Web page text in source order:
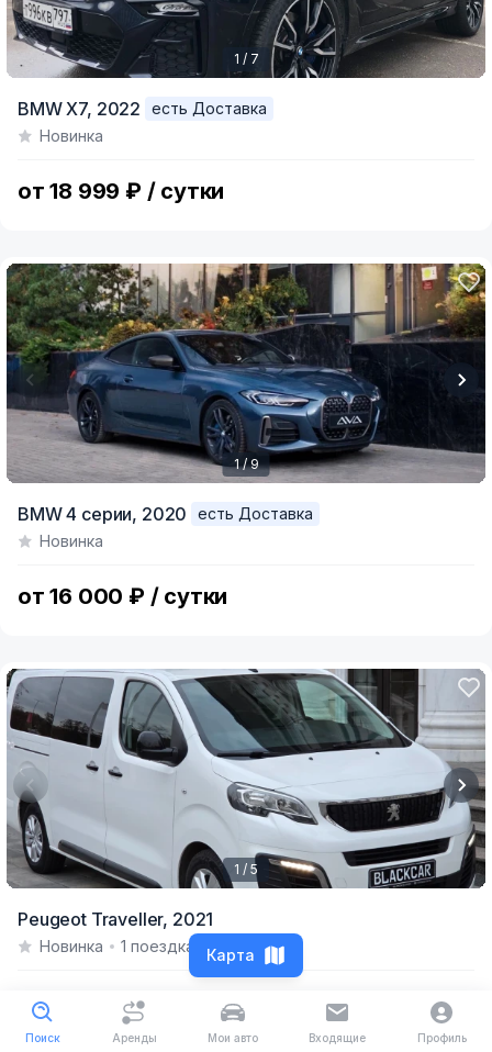
of
1 / 7
BMW X7, 2022
есть Доставка
Новинка
от 18 999 ₽ / сутки
of
1 / 9
BMW 4 серии, 2020
есть Доставка
Новинка
от 16 000 ₽ / сутки
of
1 / 5
Peugeot Traveller, 2021
Новинка 1 поездка
от 8499 ₽ / сутки
Поиск Аренды Мои авто Входящие Профиль
Карта